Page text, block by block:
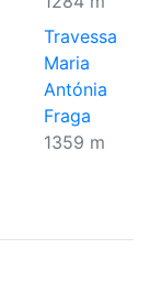
Travessa
Maria
Antónia
Fraga
1359 m